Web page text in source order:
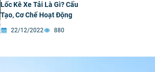
Lốc Kê Xe Tải Là Gì? Cấu
Tạo, Cơ Chế Hoạt Động
22/12/2022 880